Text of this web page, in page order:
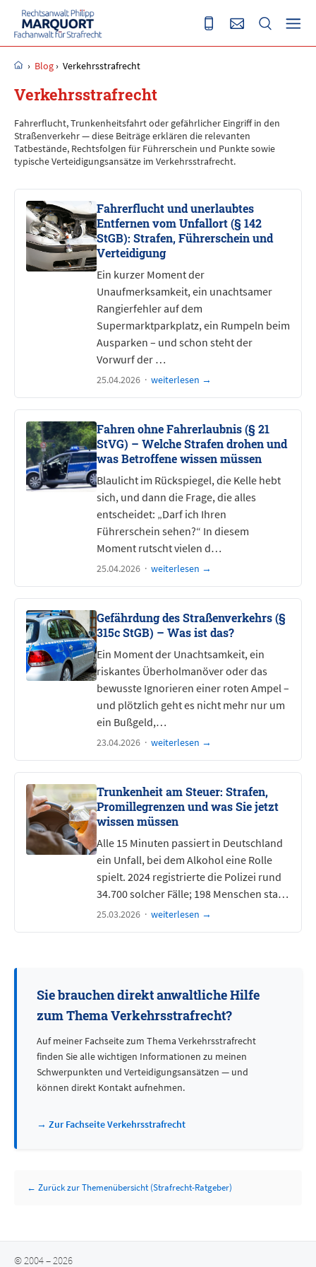
› Blog › Verkehrsstrafrecht
Verkehrsstrafrecht
Fahrerflucht, Trunkenheitsfahrt oder gefährlicher Eingriff in den
Straßenverkehr — diese Beiträge erklären die relevanten
Tatbestände, Rechtsfolgen für Führerschein und Punkte sowie
typische Verteidigungsansätze im Verkehrsstrafrecht.
Fahrerflucht und unerlaubtes
Entfernen vom Unfallort (§ 142
StGB): Strafen, Führerschein und
Verteidigung
Ein kurzer Moment der
Unaufmerksamkeit, ein unachtsamer
Rangierfehler auf dem
Supermarktparkplatz, ein Rumpeln beim
Ausparken – und schon steht der
Vorwurf der …
25.04.2026 · weiterlesen →
Fahren ohne Fahrerlaubnis (§ 21
StVG) – Welche Strafen drohen und
was Betroffene wissen müssen
Blaulicht im Rückspiegel, die Kelle hebt
sich, und dann die Frage, die alles
entscheidet: „Darf ich Ihren
Führerschein sehen?“ In diesem
Moment rutscht vielen d…
25.04.2026 · weiterlesen →
Gefährdung des Straßenverkehrs (§
315c StGB) – Was ist das?
Ein Moment der Unachtsamkeit, ein
riskantes Überholmanöver oder das
bewusste Ignorieren einer roten Ampel –
und plötzlich geht es nicht mehr nur um
ein Bußgeld,…
23.04.2026 · weiterlesen →
Trunkenheit am Steuer: Strafen,
Promillegrenzen und was Sie jetzt
wissen müssen
Alle 15 Minuten passiert in Deutschland
ein Unfall, bei dem Alkohol eine Rolle
spielt. 2024 registrierte die Polizei rund
34.700 solcher Fälle; 198 Menschen sta…
25.03.2026 · weiterlesen →
Sie brauchen direkt anwaltliche Hilfe
zum Thema Verkehrsstrafrecht?
Auf meiner Fachseite zum Thema Verkehrsstrafrecht
finden Sie alle wichtigen Informationen zu meinen
Schwerpunkten und Verteidigungsansätzen — und
können direkt Kontakt aufnehmen.
→ Zur Fachseite Verkehrsstrafrecht
← Zurück zur Themenübersicht (Strafrecht-Ratgeber)
© 2004 – 2026